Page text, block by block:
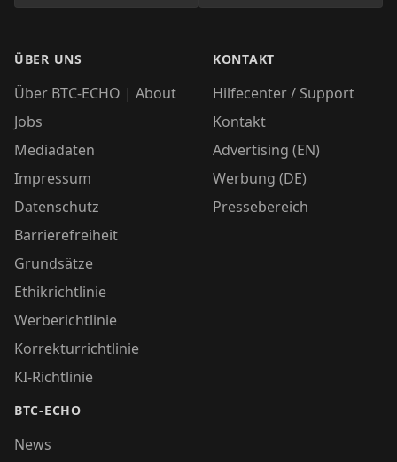
ÜBER UNS
Über BTC-ECHO | About
Jobs
Mediadaten
Impressum
Datenschutz
Barrierefreiheit
Grundsätze
Ethikrichtlinie
Werberichtlinie
Korrekturrichtlinie
KI-Richtlinie
BTC-ECHO
News
KONTAKT
Hilfecenter / Support
Kontakt
Advertising (EN)
Werbung (DE)
Pressebereich